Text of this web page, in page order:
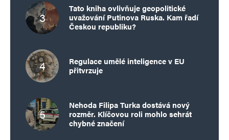
Tato kniha ovlivňuje geopolitické
uvažování Putinova Ruska. Kam řadí
Českou republiku?
Regulace umělé inteligence v EU
přitvrzuje
Nehoda Filipa Turka dostává nový
rozměr. Klíčovou roli mohlo sehrát
chybné značení